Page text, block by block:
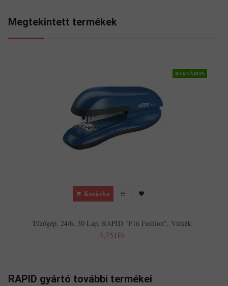
Megtekintett termékek
RAKTÁRON
Kosárba
Tűzőgép, 24/6, 30 Lap, RAPID "F16 Fashion", Vízkék
3,751Ft
RAPID gyártó további termékei